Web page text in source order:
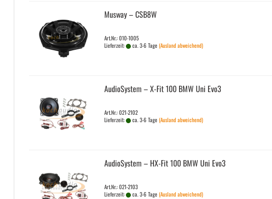
Mus­way – CSB8W
Art.Nr.: 010-1005
Lieferzeit:
ca. 3-6 Tage(Ausland abweichend)
Au­dio­Sys­tem – X-Fit 100 BMW Uni Evo3
Art.Nr.: 021-2102
Lieferzeit:
ca. 3-6 Tage(Ausland abweichend)
Au­dio­Sys­tem – HX-​Fit 100 BMW Uni Evo3
Art.Nr.: 021-2103
Lieferzeit:
ca. 3-6 Tage(Ausland abweichend)